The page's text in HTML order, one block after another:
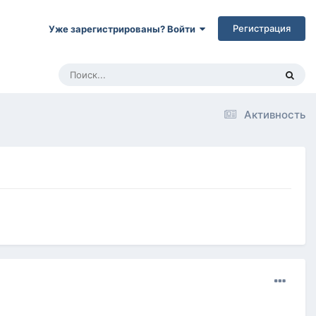
Уже зарегистрированы? Войти Регистрация
Активность